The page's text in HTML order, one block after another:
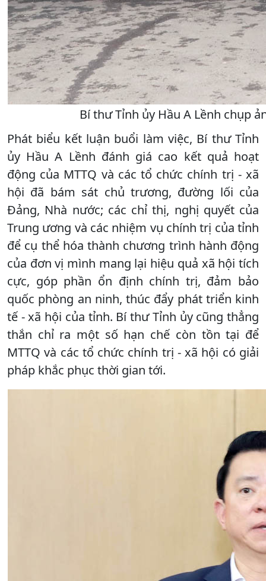
Bí thư Tỉnh ủy Hầu A Lềnh chụp
Phát biểu kết luận buổi làm việc, Bí thư Tỉnh
ủy Hầu A Lềnh đánh giá cao kết quả hoạt
động của MTTQ và các tổ chức chính trị - xã
hội đã bám sát chủ trương, đường lối của
Đảng, Nhà nước; các chỉ thị, nghị quyết của
Trung ương và các nhiệm vụ chính trị của tỉnh
để cụ thể hóa thành chương trình hành động
của đơn vị mình mang lại hiệu quả xã hội tích
cực, góp phần ổn định chính trị, đảm bảo
quốc phòng an ninh, thúc đẩy phát triển kinh
tế - xã hội của tỉnh. Bí thư Tỉnh ủy cũng thẳng
thắn chỉ ra một số hạn chế còn tồn tại để
MTTQ và các tổ chức chính trị - xã hội có giải
pháp khắc phục thời gian tới.